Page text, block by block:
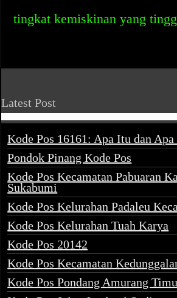
tingkat kemiskinan yang
Latest Post
Kode Pos 16161: Apa Itu dan
Pondok Pinang Kode Pos
Kode Pos Kecamatan Pabuaran
Sukabumi
Kode Pos Kelurahan Padaleu
Kode Pos Kelurahan Tuah Karya
Kode Pos 20142
Kode Pos Kecamatan
Kode Pos Pondang Amurang